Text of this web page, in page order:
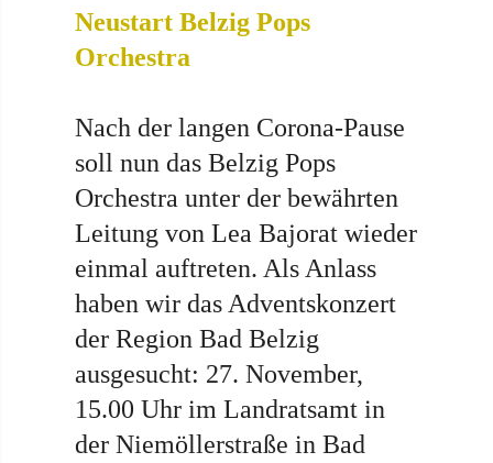
Neustart Belzig Pops
Orchestra
Nach der langen Corona-Pause
soll nun das Belzig Pops
Orchestra unter der bewährten
Leitung von Lea Bajorat wieder
einmal auftreten. Als Anlass
haben wir das Adventskonzert
der Region Bad Belzig
ausgesucht: 27. November,
15.00 Uhr im Landratsamt in
der Niemöllerstraße in Bad